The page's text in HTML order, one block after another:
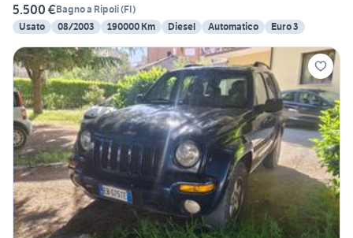
5.500 €Bagno a Ripoli(FI)
Usato
08/2003 190000 Km Diesel Automatico Euro 3